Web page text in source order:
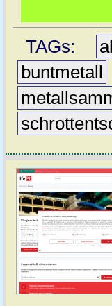
TAGs:
buntmetall